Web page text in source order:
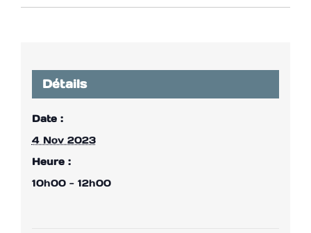
Détails
Date :
4 Nov 2023
Heure :
10h00 - 12h00